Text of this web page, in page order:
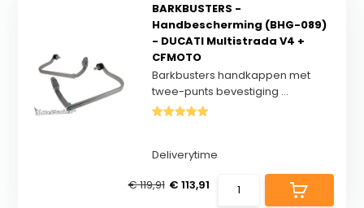
BARKBUSTERS -
Handbescherming (BHG-089)
- DUCATI Multistrada V4 +
CFMOTO
Barkbusters handkappen met
twee-punts bevestiging ...
Deliverytime
€ 119,91 € 113,91